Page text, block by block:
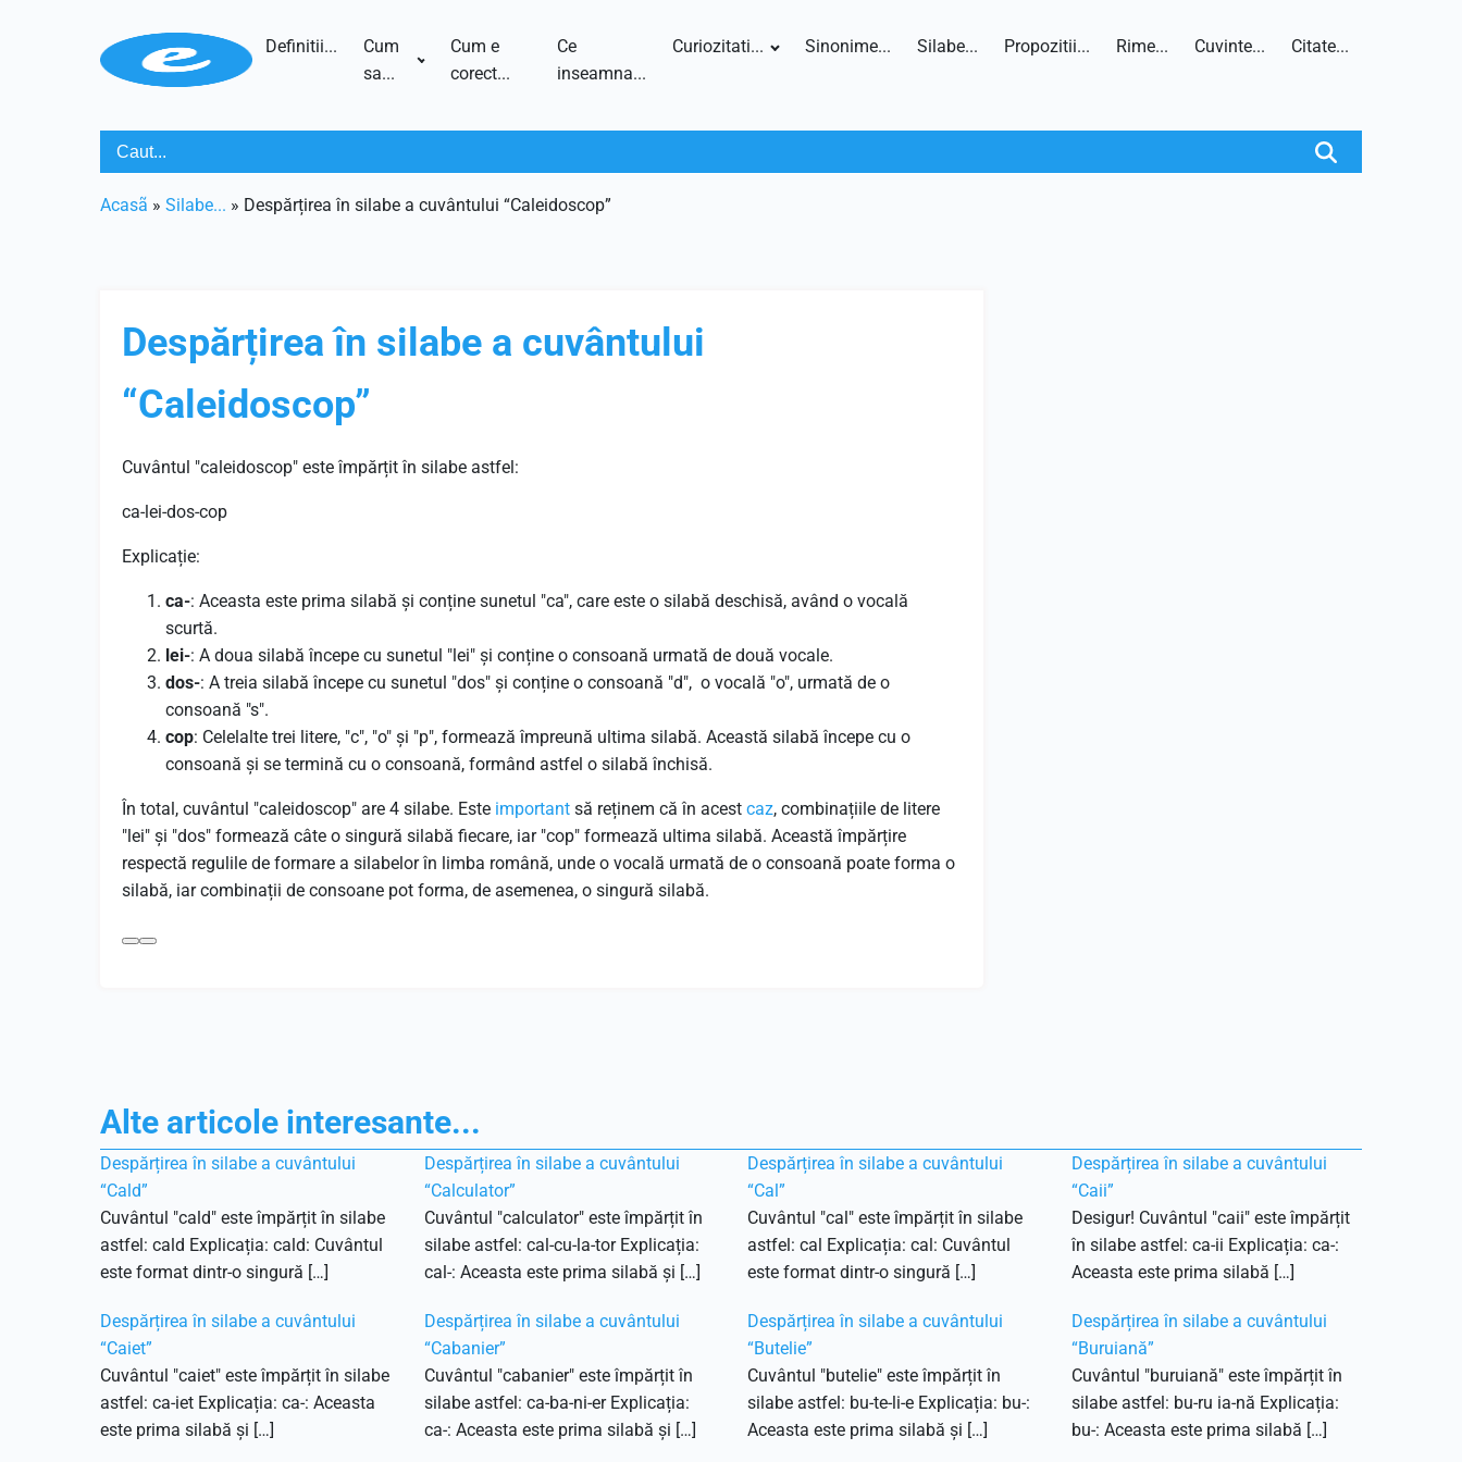
Definitii...
Cum
sa...
Cum e
corect...
Ce
inseamna...
Curiozitati... Sinonime... Silabe... Propozitii... Rime... Cuvinte... Citate...
Acasã » Silabe... » Despărțirea în silabe a cuvântului “Caleidoscop”
Despărțirea în silabe a cuvântului
“Caleidoscop”
Cuvântul "caleidoscop" este împărțit în silabe astfel:
ca-lei-dos-cop
Explicație:
ca-: Aceasta este prima silabă și conține sunetul "ca", care este o silabă deschisă, având o vocală
scurtă.
lei-: A doua silabă începe cu sunetul "lei" și conține o consoană urmată de două vocale.
dos-: A treia silabă începe cu sunetul "dos" și conține o consoană "d", o vocală "o", urmată de o
consoană "s".
cop: Celelalte trei litere, "c", "o" și "p", formează împreună ultima silabă. Această silabă începe cu o
consoană și se termină cu o consoană, formând astfel o silabă închisă.
În total, cuvântul "caleidoscop" are 4 silabe. Este important să reținem că în acest caz, combinațiile de litere
"lei" și "dos" formează câte o singură silabă fiecare, iar "cop" formează ultima silabă. Această împărțire
respectă regulile de formare a silabelor în limba română, unde o vocală urmată de o consoană poate forma o
silabă, iar combinații de consoane pot forma, de asemenea, o singură silabă.
Alte articole interesante...
Despărțirea în silabe a cuvântului
“Cald”
Cuvântul "cald" este împărțit în silabe
astfel: cald Explicația: cald: Cuvântul
este format dintr-o singură […]
Despărțirea în silabe a cuvântului
“Calculator”
Cuvântul "calculator" este împărțit în
silabe astfel: cal-cu-la-tor Explicația:
cal-: Aceasta este prima silabă și […]
Despărțirea în silabe a cuvântului
“Cal”
Cuvântul "cal" este împărțit în silabe
astfel: cal Explicația: cal: Cuvântul
este format dintr-o singură […]
Despărțirea în silabe a cuvântului
“Caii”
Desigur! Cuvântul "caii" este împărțit
în silabe astfel: ca-ii Explicația: ca-:
Aceasta este prima silabă […]
Despărțirea în silabe a cuvântului
“Caiet”
Cuvântul "caiet" este împărțit în silabe
astfel: ca-iet Explicația: ca-: Aceasta
este prima silabă și […]
Despărțirea în silabe a cuvântului
“Cabanier”
Cuvântul "cabanier" este împărțit în
silabe astfel: ca-ba-ni-er Explicația:
ca-: Aceasta este prima silabă și […]
Despărțirea în silabe a cuvântului
“Butelie”
Cuvântul "butelie" este împărțit în
silabe astfel: bu-te-li-e Explicația: bu-:
Aceasta este prima silabă și […]
Despărțirea în silabe a cuvântului
“Buruiană”
Cuvântul "buruiană" este împărțit în
silabe astfel: bu-ru ia-nă Explicația:
bu-: Aceasta este prima silabă […]